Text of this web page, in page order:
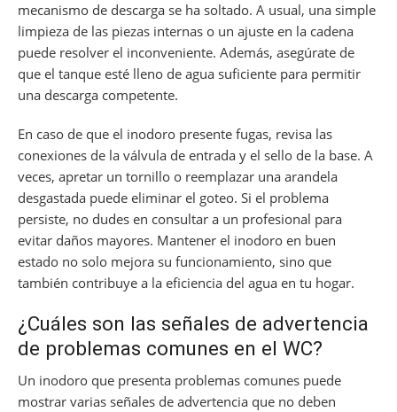
mecanismo de descarga se ha soltado. A usual, una simple
limpieza de las piezas internas o un ajuste en la cadena
puede resolver el inconveniente. Además, asegúrate de
que el tanque esté lleno de agua suficiente para permitir
una descarga competente.
En caso de que el inodoro presente fugas, revisa las
conexiones de la válvula de entrada y el sello de la base. A
veces, apretar un tornillo o reemplazar una arandela
desgastada puede eliminar el goteo. Si el problema
persiste, no dudes en consultar a un profesional para
evitar daños mayores. Mantener el inodoro en buen
estado no solo mejora su funcionamiento, sino que
también contribuye a la eficiencia del agua en tu hogar.
¿Cuáles son las señales de advertencia
de problemas comunes en el WC?
Un inodoro que presenta problemas comunes puede
mostrar varias señales de advertencia que no deben